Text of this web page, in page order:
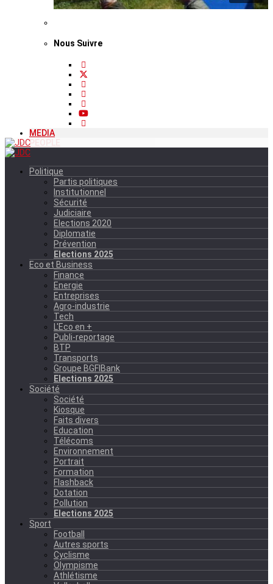
Nous Suivre
MEDIA
PEOPLE
Politique
Partis politiques
Institutionnel
Sécurité
Judiciaire
Elections 2020
Diplomatie
Prévention
Elections 2025
Eco et Business
Finance
Energie
Entreprises
Agro-industrie
Tech
L'Eco en +
Publi-reportage
BTP
Transports
Groupe BGFIBank
Elections 2025
Société
Société
Kiosque
Faits divers
Education
Télécoms
Environnement
Portrait
Formation
Flashback
Dotation
Pollution
Elections 2025
Sport
Football
Autres sports
Cyclisme
Olympisme
Athlétisme